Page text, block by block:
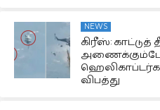
NEWS
கிரீஸ்:
விபத்து